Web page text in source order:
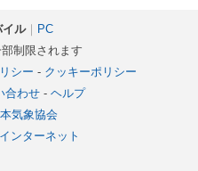
イル｜ PC
制限されます
シー - クッキーポリシー
合わせ- ヘルプ
気象協会
ンターネット